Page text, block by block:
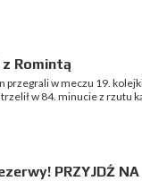
Romintą
przegrali w meczu 19.
w 84. minucie z rzutu
PRZYJDŹ NA